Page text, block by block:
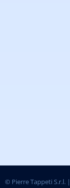
© Pierre Tappeti S.r.l.